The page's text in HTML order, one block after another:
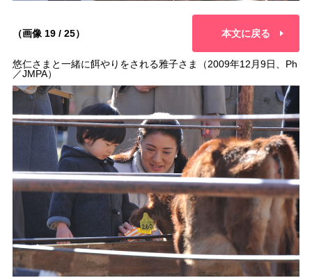
（画像 19 / 25） 本文に戻る
悠仁さまと一緒に餌やりをされる雅子さま（2009年12月9日、Ph
／JMPA）